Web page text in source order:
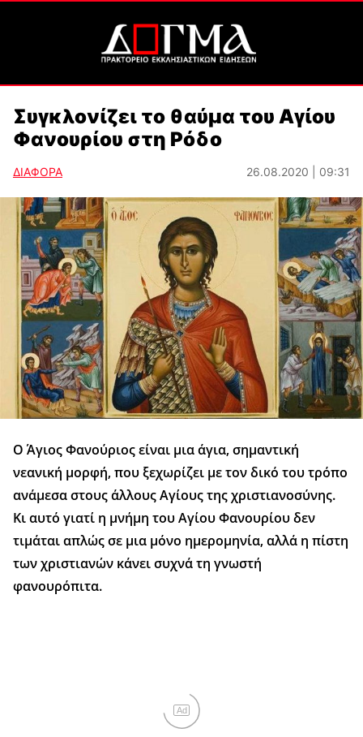
Συγκλονίζει το θαύμα του Αγίου
Φανουρίου στη Ρόδο
ΔΙΑΦΟΡΑ 26.08.2020 | 09:31
Ο Άγιος Φανούριος είναι μια άγια, σημαντική
νεανική μορφή, που ξεχωρίζει με τον δικό του τρόπο
ανάμεσα στους άλλους Αγίους της χριστιανοσύνης.
Κι αυτό γιατί η μνήμη του Αγίου Φανουρίου δεν
τιμάται απλώς σε μια μόνο ημε­ρομηνία, αλλά η πίστη
των χριστιανών κά­νει συχνά τη γνωστή
φανουρόπιτα.
Ad